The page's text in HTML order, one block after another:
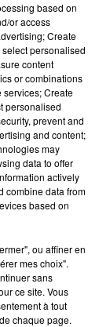
the most
and
le
prédiction, il
de Justin
le mannequin
a déjà
based on
or access
Create
personalised
content
or combinations
services; Create
personalised
prevent and
and content;
may
data to offer
actively
combine data from
based on
ou affiner en
mes choix".
sans
ce site. Vous
à tout
chaque page.